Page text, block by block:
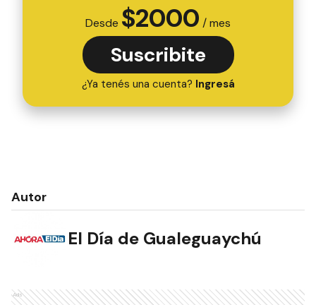
Desde $2000 / mes
Suscribite
¿Ya tenés una cuenta? Ingresá
Autor
El Día de Gualeguaychú
Ads